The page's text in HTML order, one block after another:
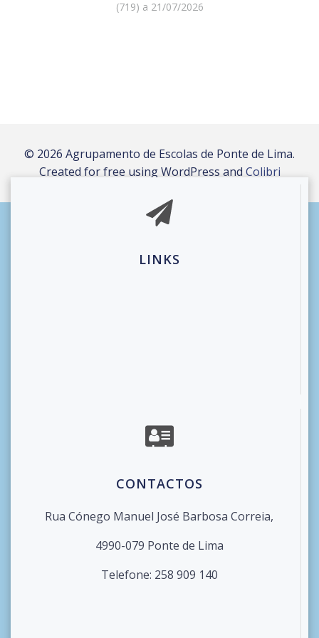
(719) a 21/07/2026
© 2026 Agrupamento de Escolas de Ponte de Lima.
Created for free using WordPress andColibri
LINKS
CONTACTOS
Rua Cónego Manuel José Barbosa Correia,
4990-079 Ponte de Lima
Telefone: 258 909 140